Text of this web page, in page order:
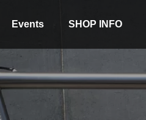
Events SHOP INFO